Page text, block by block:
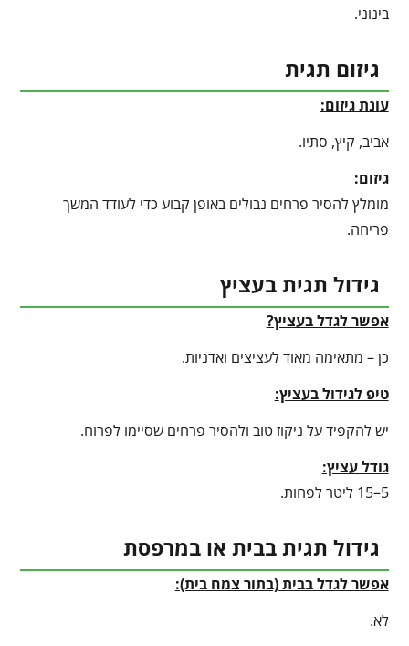
בינוני.
גיזום תגית
עונת גיזום:
אביב, קיץ, סתיו.
גיזום:
מומלץ להסיר פרחים נבולים באופן קבוע כדי לעודד המשך
פריחה.
גידול תגית בעציץ
אפשר לגדל בעציץ?
כן – מתאימה מאוד לעציצים ואדניות.
טיפ לגידול בעציץ:
יש להקפיד על ניקוז טוב ולהסיר פרחים שסיימו לפרוח.
גודל עציץ:
5–15 ליטר לפחות.
גידול תגית בבית או במרפסת
אפשר לגדל בבית (בתור צמח בית):
לא.